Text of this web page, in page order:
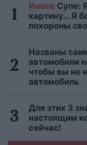
Инесе Супе:
картину… Я
похороны
Названы
автомобили
чтобы вы не
автомобиль
Для этих 3
настоящим
сейчас!